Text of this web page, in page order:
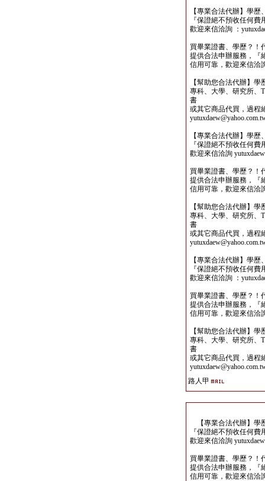
【專業合法代辦】學
『保證絕不預收任何
歡迎來信洽詢 ：
買畢業證書、學歷？！
提供合法申辦服務，『
信用可靠，歡迎來信洽
【幫助您合法代辦】
專科、大學、研究所、
書
或其它商品代買，過程
【專業合法代辦】學
『保證絕不預收任何
歡迎來信洽詢
買畢業證書、學歷？！
提供合法申辦服務，『
信用可靠，歡迎來信洽
【幫助您合法代辦】
專科、大學、研究所、
書
或其它商品代買，過程
【專業合法代辦】學
『保證絕不預收任何
歡迎來信洽詢 ：
買畢業證書、學歷？！
提供合法申辦服務，『
信用可靠，歡迎來信洽
【幫助您合法代辦】
專科、大學、研究所、
書
或其它商品代買，過程
路人甲
【專業合法代辦】學
『保證絕不預收任何
歡迎來信洽詢
買畢業證書、學歷？！
提供合法申辦服務，『
信用可靠，歡迎來信洽